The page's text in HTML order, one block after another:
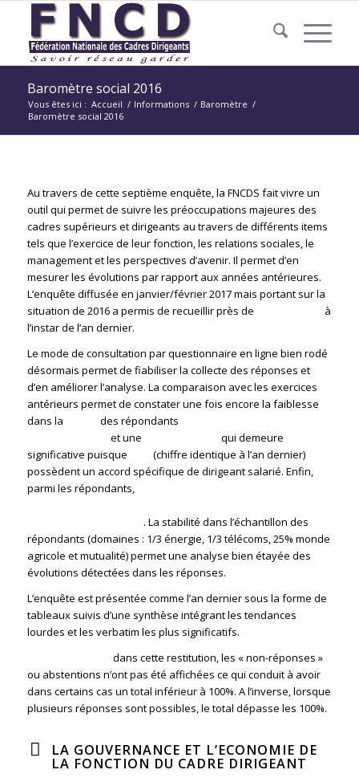
Baromètre social 2016
Vous êtes ici : Accueil / Informations / Baromètre /
Baromètre social 2016
Au travers de cette septième enquête, la FNCDS fait vivre un
outil qui permet de suivre les préoccupations majeures des
cadres supérieurs et dirigeants au travers de différents items
tels que l’exercice de leur fonction, les relations sociales, le
management et les perspectives d’avenir. Il permet d’en
mesurer les évolutions par rapport aux années antérieures.
L’enquête diffusée en janvier/février 2017 mais portant sur la
situation de 2016 a permis de recueillir près de
à
l’instar de l’an dernier.
Le mode de consultation par questionnaire en ligne bien rodé
désormais permet de fiabiliser la collecte des réponses et
d’en améliorer l’analyse. La comparaison avec les exercices
antérieurs permet de constater une fois encore la faiblesse
dans la
des répondants
et une
qui demeure
significative puisque
(chiffre identique à l’an dernier)
possèdent un accord spécifique de dirigeant salarié. Enfin,
parmi les répondants,30% ont moins de 50 ans, 53% ont de
. La stabilité dans l’échantillon des
répondants (domaines : 1/3 énergie, 1/3 télécoms, 25% monde
agricole et mutualité) permet une analyse bien étayée des
évolutions détectées dans les réponses.
L’enquête est présentée comme l’an dernier sous la forme de
tableaux suivis d’une synthèse intégrant les tendances
lourdes et les verbatim les plus significatifs.
dans cette restitution, les « non-réponses »
ou abstentions n’ont pas été affichées ce qui conduit à avoir
dans certains cas un total inférieur à 100%. A l’inverse, lorsque
plusieurs réponses sont possibles, le total dépasse les 100%.
LA GOUVERNANCE ET L’ECONOMIE DE
LA FONCTION DU CADRE DIRIGEANT